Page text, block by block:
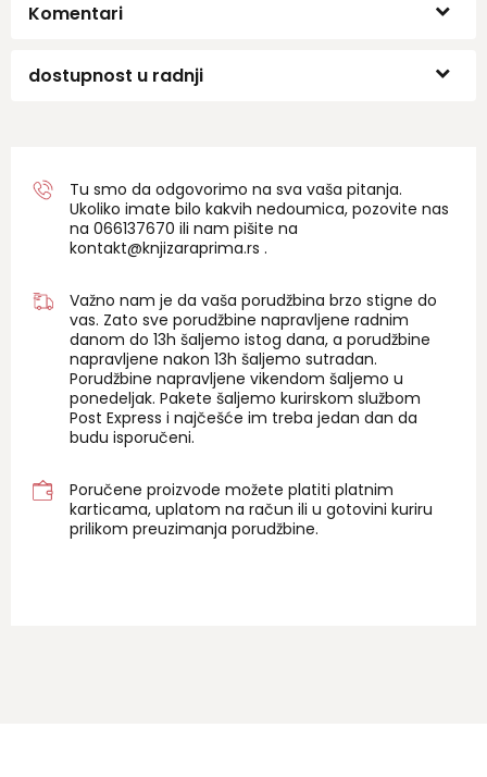
Komentari
dostupnost u radnji
Tu smo da odgovorimo na sva vaša pitanja.
Ukoliko imate bilo kakvih nedoumica, pozovite nas
na 066137670 ili nam pišite na
kontakt@knjizaraprima.rs .
Važno nam je da vaša porudžbina brzo stigne do
vas. Zato sve porudžbine napravljene radnim
danom do 13h šaljemo istog dana, a porudžbine
napravljene nakon 13h šaljemo sutradan.
Porudžbine napravljene vikendom šaljemo u
ponedeljak. Pakete šaljemo kurirskom službom
Post Express i najčešće im treba jedan dan da
budu isporučeni.
Poručene proizvode možete platiti platnim
karticama, uplatom na račun ili u gotovini kuriru
prilikom preuzimanja porudžbine.